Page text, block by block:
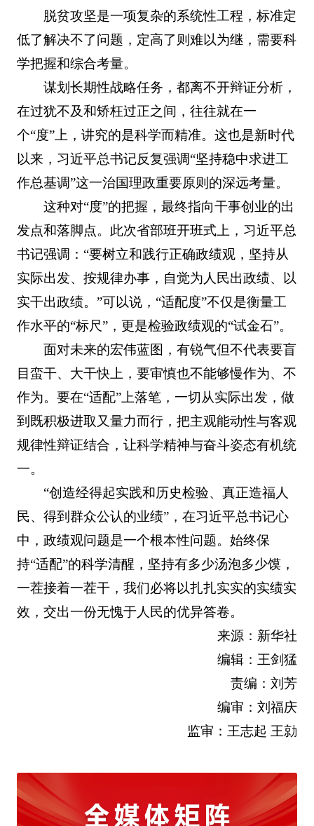
脱贫攻坚是一项复杂的系统性工程，标准定
低了解决不了问题，定高了则难以为继，需要科
学把握和综合考量。
谋划长期性战略任务，都离不开辩证分析，
在过犹不及和矫枉过正之间，往往就在一
个“度”上，讲究的是科学而精准。这也是新时代
以来，习近平总书记反复强调“坚持稳中求进工
作总基调”这一治国理政重要原则的深远考量。
这种对“度”的把握，最终指向干事创业的出
发点和落脚点。此次省部班开班式上，习近平总
书记强调：“要树立和践行正确政绩观，坚持从
实际出发、按规律办事，自觉为人民出政绩、以
实干出政绩。”可以说，“适配度”不仅是衡量工
作水平的“标尺”，更是检验政绩观的“试金石”。
面对未来的宏伟蓝图，有锐气但不代表要盲
目蛮干、大干快上，要审慎也不能够慢作为、不
作为。要在“适配”上落笔，一切从实际出发，做
到既积极进取又量力而行，把主观能动性与客观
规律性辩证结合，让科学精神与奋斗姿态有机统
一。
“创造经得起实践和历史检验、真正造福人
民、得到群众公认的业绩”，在习近平总书记心
中，政绩观问题是一个根本性问题。始终保
持“适配”的科学清醒，坚持有多少汤泡多少馍，
一茬接着一茬干，我们必将以扎扎实实的实绩实
效，交出一份无愧于人民的优异答卷。
来源：新华社
编辑：王剑猛
责编：刘芳
编审：刘福庆
监审：王志起 王勍